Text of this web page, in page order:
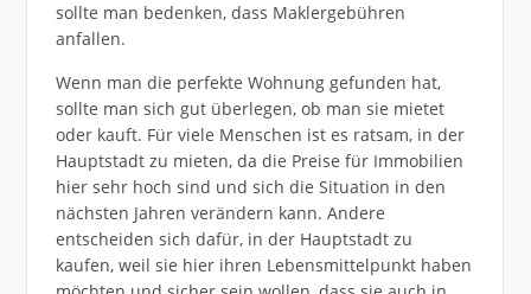
sollte man bedenken, dass Maklergebühren
anfallen.
Wenn man die perfekte Wohnung gefunden hat,
sollte man sich gut überlegen, ob man sie mietet
oder kauft. Für viele Menschen ist es ratsam, in der
Hauptstadt zu mieten, da die Preise für Immobilien
hier sehr hoch sind und sich die Situation in den
nächsten Jahren verändern kann. Andere
entscheiden sich dafür, in der Hauptstadt zu
kaufen, weil sie hier ihren Lebensmittelpunkt haben